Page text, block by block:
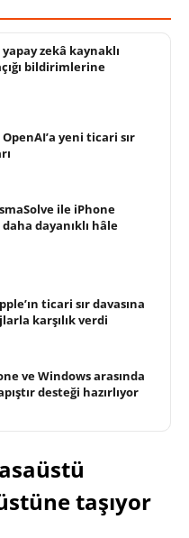
yapay zekâ kaynaklı
bildirimlerine
yeni ticari sır
ile iPhone
daha dayanıklı hâle
ticari sır davasına
karşılık verdi
ve Windows arasında
desteği hazırlıyor
taşıyor